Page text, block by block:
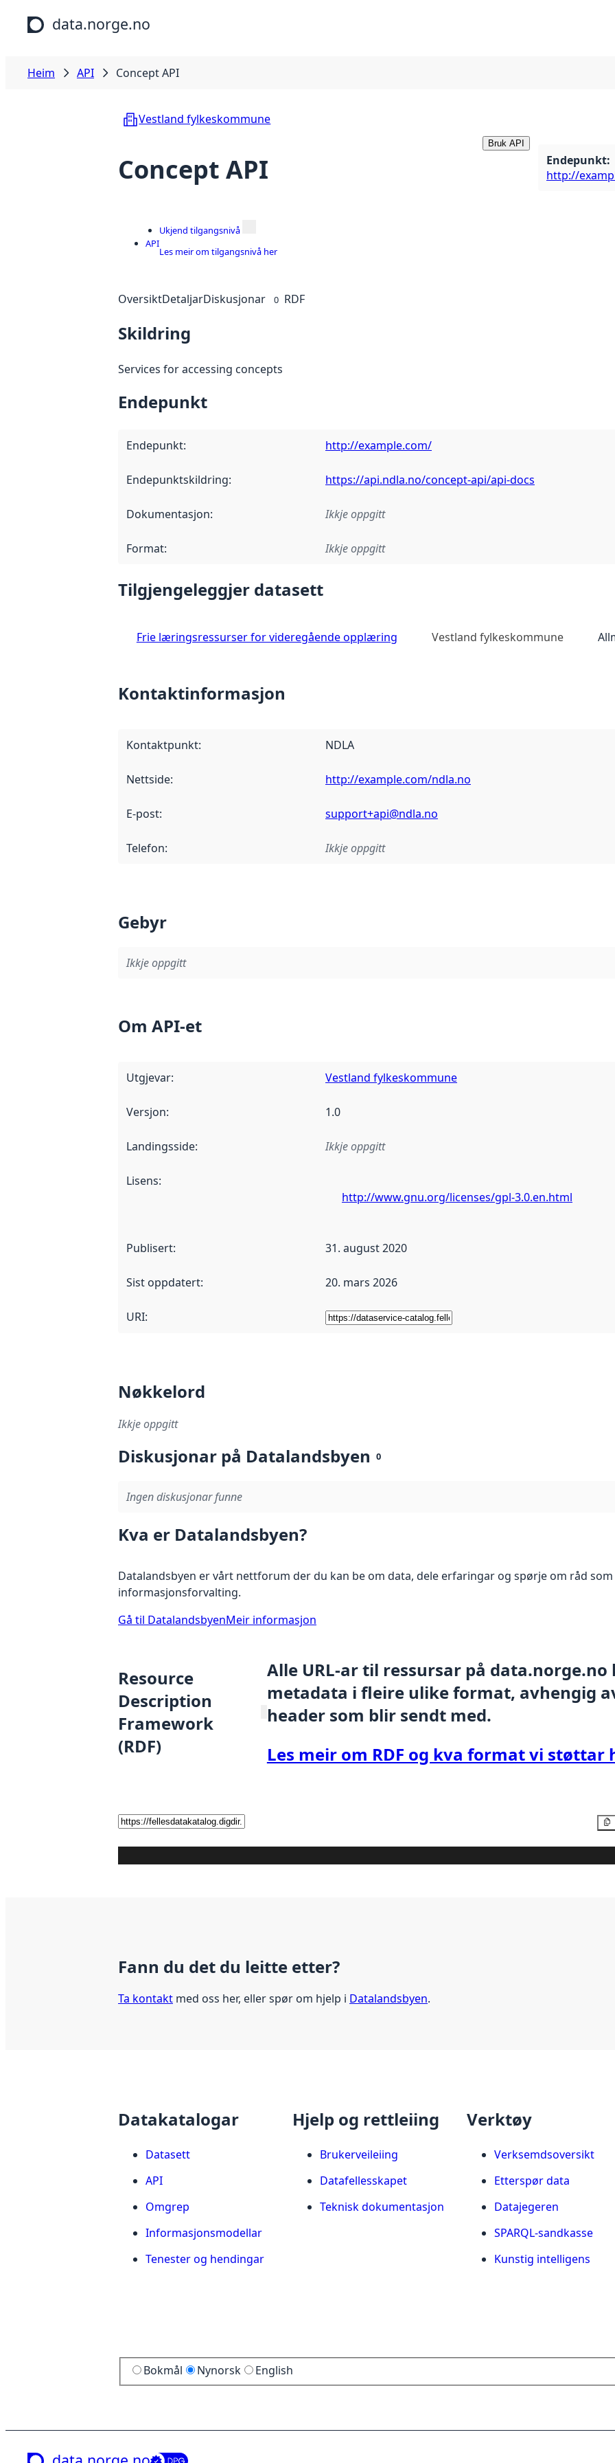
Hopp til hovudinnhald
data.norge.no
Heim API Concept API
Vestland fylkeskommune
Concept API
Bruk API
Endepunkt:
http://
API
Ukjend tilgangsnivå
Les meir om tilgangsnivå her
OversiktDetaljarDiskusjonar 0 RDF
Skildring
Services for accessing concepts
Endepunkt
Endepunkt: http://example.com/
Endepunktskildring: https://api.ndla.no/concept-api/api-docs
Dokumentasjon: Ikkje oppgitt
Format: Ikkje oppgitt
Tilgjengeleggjer datasett
Frie læringsressurser for videregående opplæring Vestland fylkeskommune
Kontaktinformasjon
Kontaktpunkt: NDLA
Nettside: http://example.com/ndla.no
E-post: support+api@ndla.no
Telefon: Ikkje oppgitt
Gebyr
Ikkje oppgitt
Om API-et
Utgjevar: Vestland fylkeskommune
Versjon: 1.0
Landingsside: Ikkje oppgitt
Lisens:
http://www.gnu.org/licenses/gpl-3.0.en.html
Publisert: 31. august 2020
Sist oppdatert: 20. mars 2026
URI:
Nøkkelord
Ikkje oppgitt
Diskusjonar på Datalandsbyen 0
Ingen diskusjonar funne
Kva er Datalandsbyen?
Datalandsbyen er vårt nettforum der du kan be om data, dele erfaringar og spørje om råd
informasjonsforvalting.
Gå til DatalandsbyenMeir informasjon
Resource
Description
Framework
(RDF)
Alle URL-ar til ressursar på data.norge.no
metadata i fleire ulike format, avhengig
header som blir sendt med.
Les meir om RDF og kva format vi støttar
Fann du det du leitte etter?
Ta kontakt med oss her, eller spør om hjelp i Datalandsbyen.
Datakatalogar
Datasett
API
Omgrep
Informasjonsmodellar
Tenester og hendingar
Hjelp og rettleiing
Brukerveileiing
Datafellesskapet
Teknisk dokumentasjon
Verktøy
Verksemdsoversikt
Etterspør data
Datajegeren
SPARQL-sandkasse
Kunstig intelligens
Bokmål Nynorsk English